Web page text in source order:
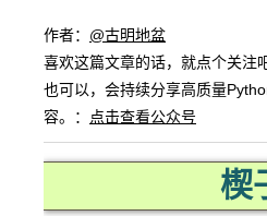
作者： @古明地盆
喜欢这篇文章的话，就点个关注
也可以，会持续分享高质量
容。：
点击查看公众号
楔